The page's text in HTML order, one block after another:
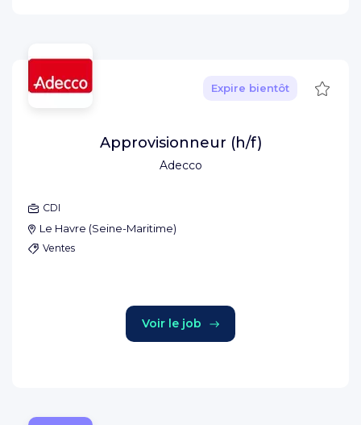
Adecco
Expire bientôt
Approvisionneur (h/f)
CDI
Le Havre (Seine-Maritime)
Ventes
Voir le job